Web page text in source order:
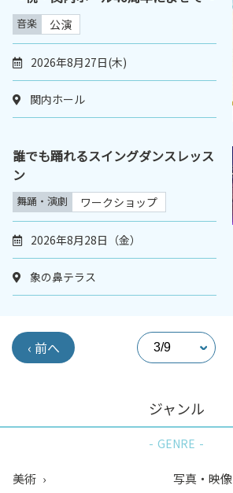
音楽 公演
2026年8月27日(木)
関内ホール
誰でも踊れるスイングダンスレッス
ン
舞踊・演劇 ワークショップ
2026年8月28日（金）
象の鼻テラス
‹ 前へ
ジャンル
GENRE
美術
写真・映像